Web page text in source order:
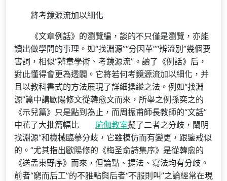
將考鏡源流加以細化
《文章例話》的瀏覽編，談的不只僅是瀏覽，亦能
讀出做學問的事理。如“找淵源”“分因革”“辨流別”幾個要
害詞，相似“辨章學術、考鏡源流”。讀了《例話》后，
對此懂得會更為透闢。它將若何考鏡源流加以細化，并
且以教科書式的方法展現了詳細操縱之法。例如“找淵
源”篇中講歐陽修文從韓愈文而來，所舉之例孫奕之的
《示兒篇》只是點到為止，而周振甫師長教師的“文話”
中花了大批篇幅比
瑜伽教室擬了二者之分歧，闡明
找淵源“和機械臨摹分歧，它雖模仿而有變更，跟鑒戒似
的。”尤其指出歐陽修的《梅圣俞詩集序》是從韓愈的
《送孟東野序》而來，但論點、提法、寫法均有分歧。
前者“窮而后工”的不雅點與后者“不服則叫”之論經常在現